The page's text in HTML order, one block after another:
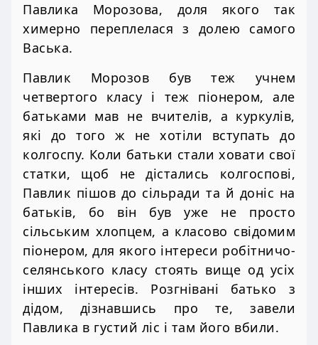
Павлика Морозова, доля якого так
химерно переплелася з долею самого
Васька.
Павлик Морозов був теж учнем
четвертого класу і теж піонером, але
батьками мав не вчителів, а куркулів,
які до того ж не хотіли вступать до
колгоспу. Коли батьки стали ховати свої
статки, щоб не дістались колгоспові,
Павлик пішов до сільради та й доніс на
батьків, бо він був уже не просто
сільським хлопцем, а класово свідомим
піонером, для якого інтереси робітничо-
селянського класу стоять вище од усіх
інших інтересів. Розгнівані батько з
дідом, дізнавшись про те, завели
Павлика в густий ліс і там його вбили.